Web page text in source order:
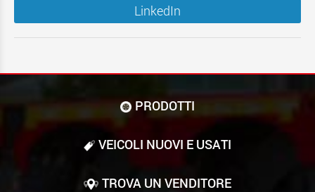
LinkedIn
PRODOTTI
VEICOLI NUOVI E USATI
TROVA UN VENDITORE